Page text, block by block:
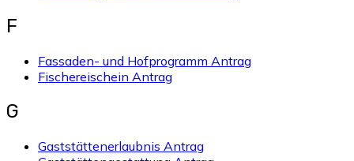
F
Fassaden- und Hofprogramm Antrag
Fischereischein Antrag
G
Gaststättenerlaubnis Antrag